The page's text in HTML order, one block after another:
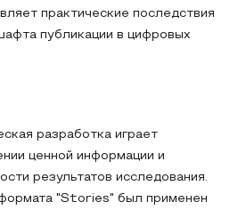
практические последствия
публикации в цифровых
разработка играет
ценной информации и
результатов исследования.
"Stories" был применен